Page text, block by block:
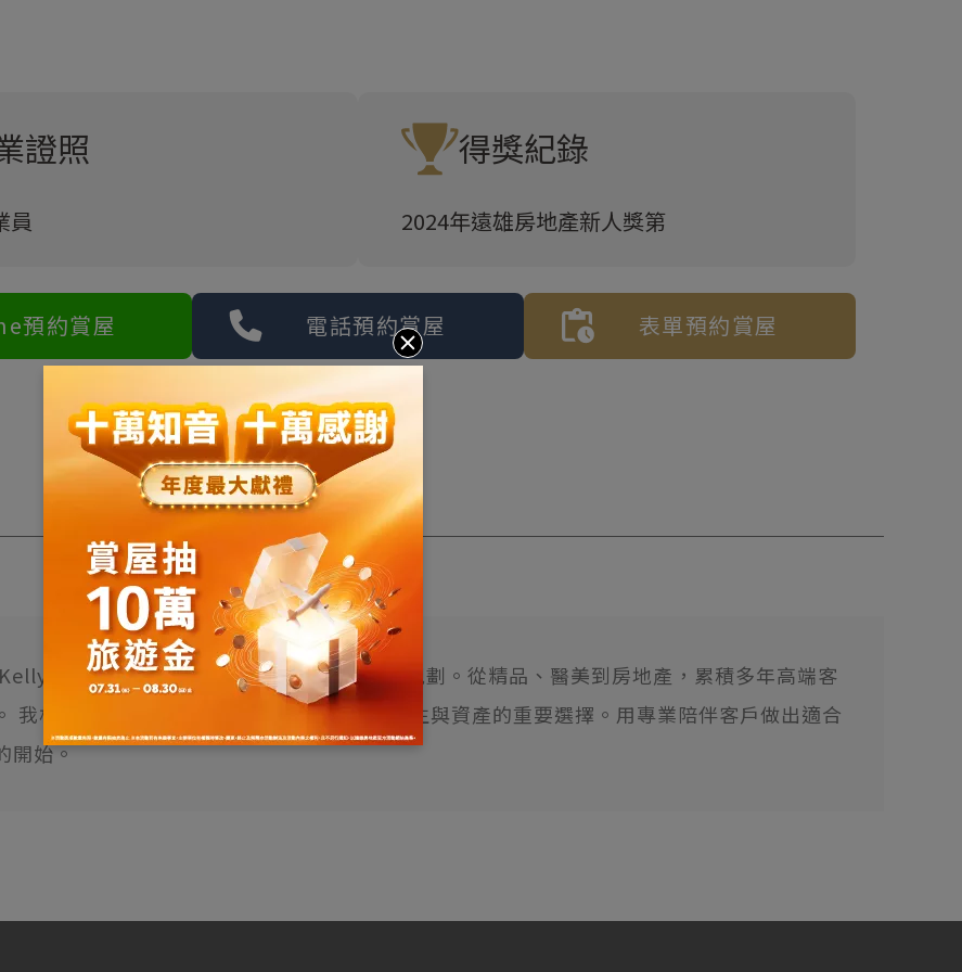
證照
員
得獎紀錄
2024年遠雄房地產新人獎第
預約賞屋 電話預約賞屋 表單預約賞屋
，專注於台中七期精華地段與優質住宅規劃。從精品、醫美到房地產，累積多年高端客
我相信，好的房子不只是居住空間，更是人生與資產的重要選擇。用專業陪伴客戶做出適合
開始。